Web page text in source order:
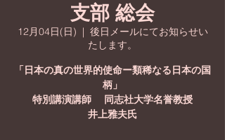
支部 総会
12月04日(日)
  |
後日メールにてお知らせい
たします。
「日本の真の世界的使命ー類稀なる日本の国
柄」
特別講演講師 同志社大学名誉教授
井上雅夫氏